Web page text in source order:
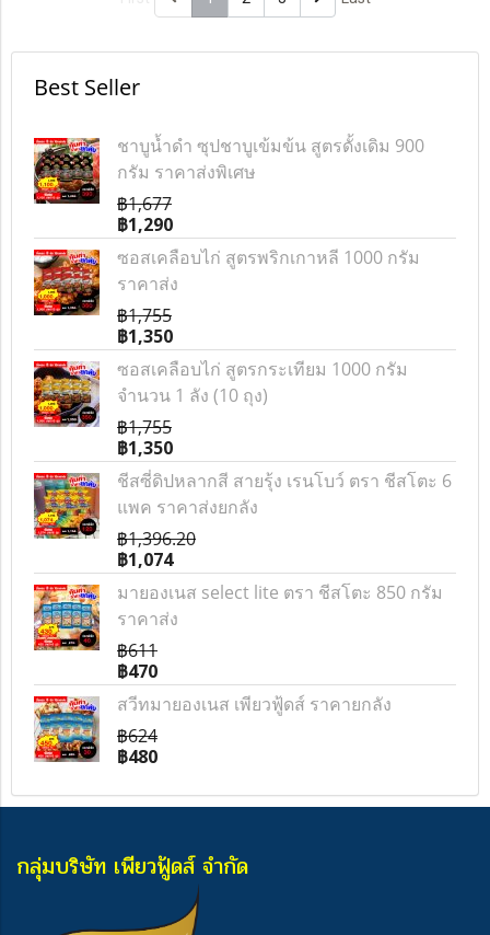
Best Seller
ชาบูน้ำดำ ซุปชาบูเข้มข้น สูตรดั้งเดิม 900
กรัม ราคาส่งพิเศษ
฿1,677
฿1,290
ซอสเคลือบไก่ สูตรพริกเกาหลี 1000 กรัม
ราคาส่ง
฿1,755
฿1,350
ซอสเคลือบไก่ สูตรกระเทียม 1000 กรัม
จำนวน 1 ลัง (10 ถุง)
฿1,755
฿1,350
ชีสซี่ดิปหลากสี สายรุ้ง เรนโบว์ ตรา ชีสโตะ 6
แพค ราคาส่งยกลัง
฿1,396.20
฿1,074
มายองเนส select lite ตรา ชีสโตะ 850 กรัม
ราคาส่ง
฿611
฿470
สวีทมายองเนส เพียวฟู้ดส์ ราคายกลัง
฿624
฿480
กลุ่มบริษัท เพียวฟู้ดส์ จำกัด